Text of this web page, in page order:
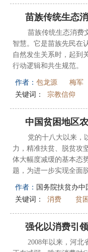
苗族传统生态
苗族传统生态消费
智慧。它是苗族先民在
自然发生关系时，起到
行动逻辑和共生规范。
作者： 包龙源
梅军
关键词：
宗教信仰
中国贫困地区
党的十八大以来，
力，精准扶贫、脱贫攻
体大幅度减缓的基本态
题，为进一步实现全面
作者： 国务院扶贫办
关键词：
消费 贫
强化以消费引
2008年以来，河北